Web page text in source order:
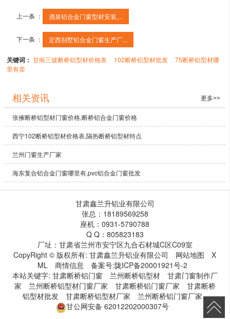
上一条 ： 酒泉铝合金门窗型材安装,...
下一条 ： 定西别墅铝合金门窗生产厂...
关键词：甘南三玻断桥铝型材价格表 102断桥铝型材批发
75断桥铝型材哪
里有卖
相关资讯 更多>>
张掖断桥铝型材门窗价格,断桥铝合金门窗价格
西宁102断桥铝型材价格表,隔热断桥铝型材特点
兰州门窗生产厂家
海东复合铝合金门窗哪里有,pvc铝合金门窗批发
甘肃鑫兰升铝业有限公司
张总：18189569258
座机：0931-5790788
Q Q：805823183
厂址：甘肃省兰州市安宁区九合石材城C区C09室
CopyRight © 版权所有:甘肃鑫兰升铝业有限公司 网站地图
X
ML
商情信息 备案号:陇ICP备20001921号-2
本站关键字: 甘肃断桥铝门窗 兰州断桥铝型材
甘肃门窗制作厂
家
兰州断桥铝型材门窗厂家 甘肃断桥铝门窗厂家
甘肃断桥
铝型材批发
甘肃断桥铝型材厂家
兰州断桥铝门窗厂家
甘公网安备 62012202000307号